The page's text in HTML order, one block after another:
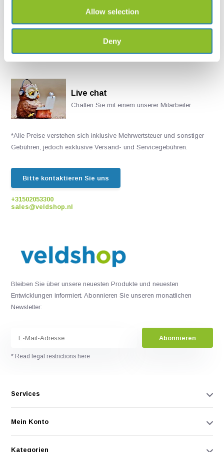
Allow selection
Deny
Live chat
Chatten Sie mit einem unserer Mitarbeiter
*Alle Preise verstehen sich inklusive Mehrwertsteuer und sonstiger
Gebühren, jedoch exklusive Versand- und Servicegebühren.
Bitte kontaktieren Sie uns
+31502053300
sales@veldshop.nl
Bleiben Sie über unsere neuesten Produkte und neuesten
Entwicklungen informiert. Abonnieren Sie unseren monatlichen
Newsletter:
Abonnieren
* Read legal restrictions here
Services
Mein Konto
Kategorien